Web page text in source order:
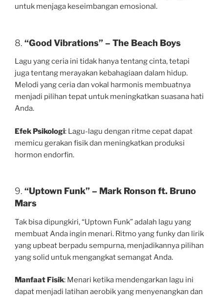
untuk menjaga keseimbangan emosional.
8. “Good Vibrations” – The Beach Boys
Lagu yang ceria ini tidak hanya tentang cinta, tetapi
juga tentang merayakan kebahagiaan dalam hidup.
Melodi yang ceria dan vokal harmonis membuatnya
menjadi pilihan tepat untuk meningkatkan suasana hati
Anda.
Efek Psikologi: Lagu-lagu dengan ritme cepat dapat
memicu gerakan fisik dan meningkatkan produksi
hormon endorfin.
9. “Uptown Funk” – Mark Ronson ft. Bruno
Mars
Tak bisa dipungkiri, “Uptown Funk” adalah lagu yang
membuat Anda ingin menari. Ritmo yang funky dan lirik
yang upbeat berpadu sempurna, menjadikannya pilihan
yang solid untuk mengangkat semangat Anda.
Manfaat Fisik: Menari ketika mendengarkan lagu ini
dapat menjadi latihan aerobik yang menyenangkan dan